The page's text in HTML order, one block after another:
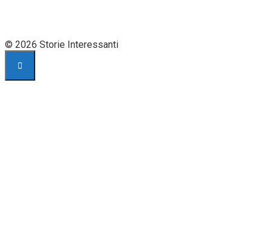
© 2026 Storie Interessanti